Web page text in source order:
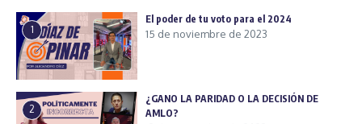
1
El poder de tu voto para el 2024
15 de noviembre de 2023
2
¿GANO LA PARIDAD O LA DECISIÓN DE
AMLO?